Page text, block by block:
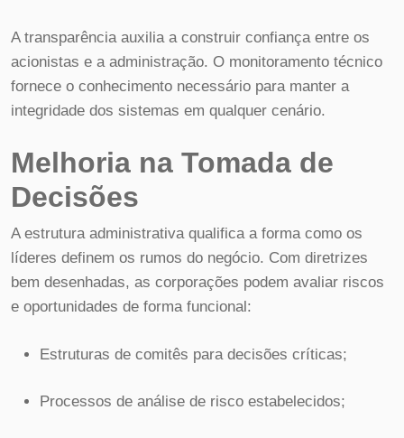
A transparência auxilia a construir confiança entre os
acionistas e a administração. O monitoramento técnico
fornece o conhecimento necessário para manter a
integridade dos sistemas em qualquer cenário.
Melhoria na Tomada de
Decisões
A estrutura administrativa qualifica a forma como os
líderes definem os rumos do negócio. Com diretrizes
bem desenhadas, as corporações podem avaliar riscos
e oportunidades de forma funcional:
Estruturas de comitês para decisões críticas;
Processos de análise de risco estabelecidos;